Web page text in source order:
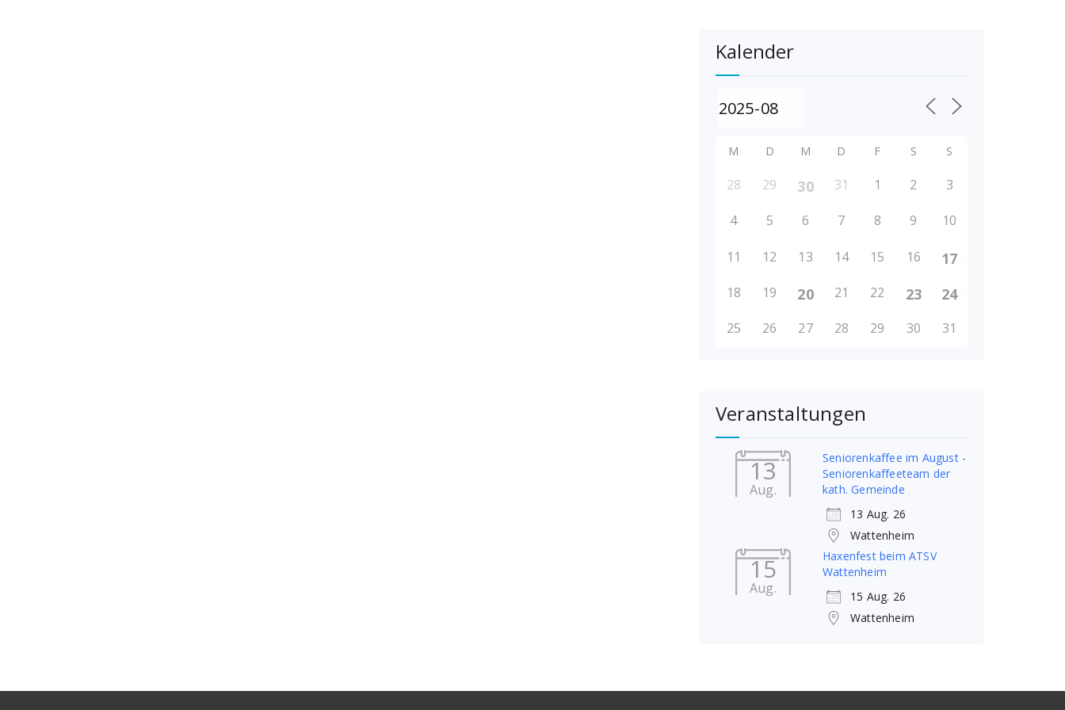
Kalender
M D M D F S S
28 29 30 31 1 2 3
4 5 6 7 8 9 10
11 12 13 14 15 16 17
18 19 20 21 22 23 24
25 26 27 28 29 30 31
Veranstaltungen
13
Aug.
Seniorenkaffee im August -
Seniorenkaffeeteam der
kath. Gemeinde
13 Aug. 26
Wattenheim
15
Aug.
Haxenfest beim ATSV
Wattenheim
15 Aug. 26
Wattenheim